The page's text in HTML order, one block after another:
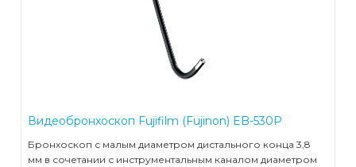
Видеобронхоскоп Fujifilm (Fujinon) EB-530P
Бронхоскоп с малым диаметром дистального конца 3,8
мм в сочетании с инструментальным каналом диаметром